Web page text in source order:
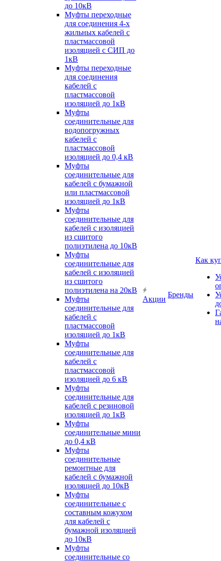
до 10кВ
Муфты переходные
для соединения 4-х
жильных кабелей с
пластмассовой
изоляцией с СИП до
1кВ
Муфты переходные
для соединения
кабелей с
пластмассовой
изоляцией до 1кВ
Муфты
соединительные для
водопогружных
кабелей с
пластмассовой
изоляцией до 0,4 кВ
Муфты
соединительные для
кабелей с бумажной
или пластмассовой
изоляцией до 1кВ
Муфты
соединительные для
кабелей с изоляцией
из сшитого
полиэтилена до 10кВ
Муфты
соединительные для
кабелей с изоляцией
из сшитого
полиэтилена на 20кВ
Муфты
соединительные для
кабелей с
пластмассовой
изоляцией до 1кВ
Муфты
соединительные для
кабелей с
пластмассовой
изоляцией до 6 кВ
Муфты
соединительные для
кабелей с резиновой
изоляцией до 1кВ
Муфты
соединительные мини
до 0,4 кВ
Муфты
соединительные
ремонтные для
кабелей с бумажной
изоляцией до 10кВ
Муфты
соединительные с
составным кожухом
для кабелей с
бумажной изоляцией
до 10кВ
Муфты
соединительные со
Акции
Бренды
Как